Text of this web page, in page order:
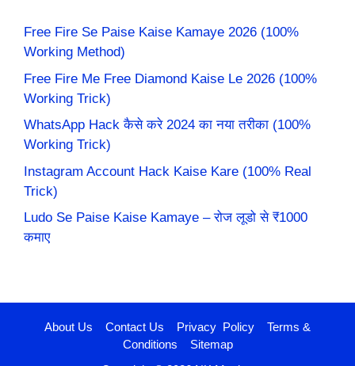
Free Fire Se Paise Kaise Kamaye 2026 (100%
Working Method)
Free Fire Me Free Diamond Kaise Le 2026 (100%
Working Trick)
WhatsApp Hack कैसे करे 2024 का नया तरीका (100%
Working Trick)
Instagram Account Hack Kaise Kare (100% Real
Trick)
Ludo Se Paise Kaise Kamaye – रोज लूडो से ₹1000
कमाए
About Us Contact Us Privacy Policy
Terms &
Conditions
Sitemap